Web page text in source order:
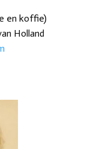
en koffie)
Holland